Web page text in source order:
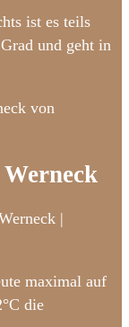
ist es teils
und geht in
von
|
maximal auf
die